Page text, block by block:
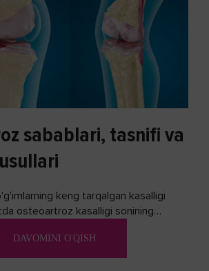
sabablari, tasnifi va
keng tarqalgan kasalligi
osteoartroz kasalligi sonining
DAVOMINI O'QISH